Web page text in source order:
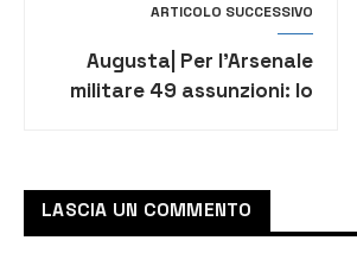
ARTICOLO SUCCESSIVO
Augusta| Per l’Arsenale
militare 49 assunzioni: lo
LASCIA UN COMMENTO